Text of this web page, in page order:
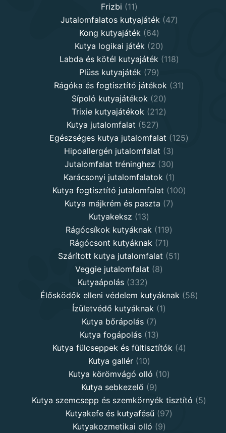
Frizbi 1111
products
Jutalomfalatos kutyajáték 4747
Kong kutyajáték 6464
products
Kutya logikai játék 2020
products
Labda és kötél kutyajáték 118118
Plüss kutyajáték 7979
products
Rágóka és fogtisztító játékok 3131
Sípoló kutyajátékok 2020
products
Trixie kutyajátékok 212212
Kutya jutalomfalat 527527
products
Egészséges kutya jutalomfalat 125125
Hipoallergén jutalomfalat 33
products
Jutalomfalat tréninghez 3030
products
Karácsonyi jutalomfalatok 11
product
Kutya fogtisztító jutalomfalat 100100
Kutya májkrém és paszta 77
Kutyakeksz 1313
products
Rágócsíkok kutyáknak 119119
Rágócsont kutyáknak 7171
products
Szárított kutya jutalomfalat 5151
Veggie jutalomfalat 88
Kutyaápolás 332332
products
Élősködők elleni védelem kutyáknak 5858
Ízületvédő kutyáknak 11
Kutya bőrápolás 77
products
Kutya fogápolás 1313
products
Kutya fülcseppek és fültisztítók 44
Kutya gallér 1010
products
Kutya körömvágó olló 1010
Kutya sebkezelő 99
products
Kutya szemcsepp és szemkörnyék tisztító 55
Kutyakefe és kutyafésű 9797
Kutyakozmetikai olló 99